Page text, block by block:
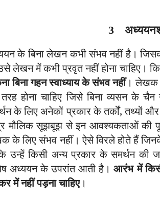
3
के बिना लेखन कभी संभव नहीं है।
लेखन में कभी प्रवृत नहीं होना चाहिए।
बिना गहन स्वाध्याय के संभव नहीं। लेखक
होना चाहिए जिसे बिना व्यसन के चैन
के लिए अनेकों प्रकार के तर्कों, तथ्यों और
मौलिक सूझबूझ से इन आवश्यकताओं की
के लिए संभव नहीं। ऐसे विरले होते हैं
उन्हें किसी अन्य प्रकार के समर्थन की
अध्ययन के उपरांत आती है।आरंभ में
में नहीं पड़ना चाहिए।